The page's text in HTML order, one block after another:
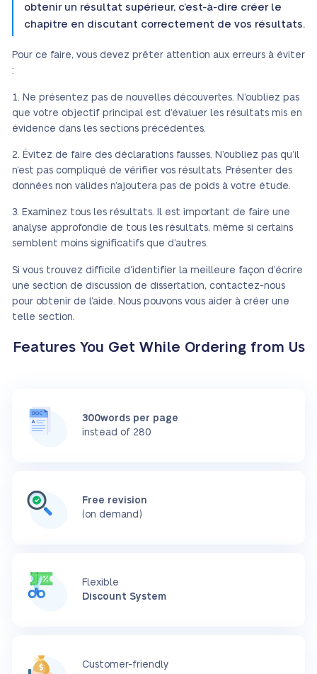
obtenir un résultat supérieur, c’est-à-dire créer le
chapitre en discutant correctement de vos résultats.
Pour ce faire, vous devez prêter attention aux erreurs à éviter
:
Ne présentez pas de nouvelles découvertes. N’oubliez pas
que votre objectif principal est d’évaluer les résultats mis en
évidence dans les sections précédentes.
Évitez de faire des déclarations fausses. N’oubliez pas qu’il
n’est pas compliqué de vérifier vos résultats. Présenter des
données non valides n’ajoutera pas de poids à votre étude.
Examinez tous les résultats. Il est important de faire une
analyse approfondie de tous les résultats, même si certains
semblent moins significatifs que d’autres.
Si vous trouvez difficile d’identifier la meilleure façon d’écrire
une section de discussion de dissertation, contactez-nous
pour obtenir de l’aide. Nous pouvons vous aider à créer une
telle section.
Features You Get While Ordering from Us
300words per page
instead of 280
Free revision
(on demand)
Flexible
Discount System
Customer-friendly